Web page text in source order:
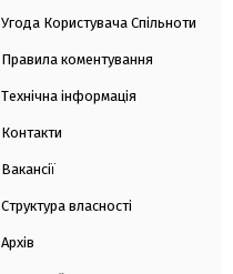
Угода Користувача Спільноти
Правила коментування
Технічна інформація
Контакти
Вакансії
Структура власності
Архів